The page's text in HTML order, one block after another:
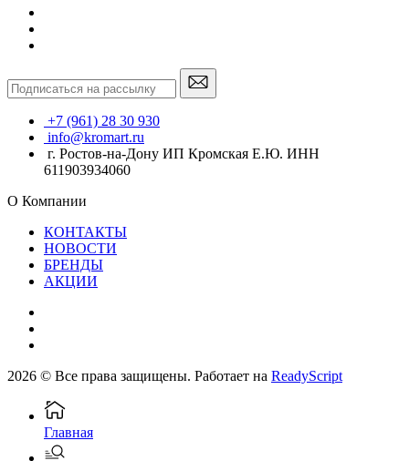
+7 (961) 28 30 930
info@kromart.ru
г. Ростов-на-Дону ИП Кромская Е.Ю. ИНН
611903934060
О Компании
КОНТАКТЫ
НОВОСТИ
БРЕНДЫ
АКЦИИ
2026 © Все права защищены. Работает на ReadyScript
Главная